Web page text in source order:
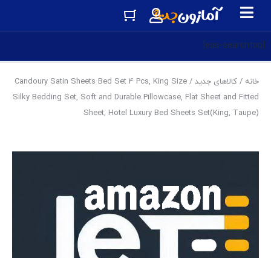
[eas-searchtop]
خانه / کالاهای جدید
/ Candoury Satin Sheets Bed Set 4 Pcs, King Size
Silky Bedding Set, Soft and Durable Pillowcase, Flat Sheet and Fitted
Sheet, Hotel Luxury Bed Sheets Set(King, Taupe)